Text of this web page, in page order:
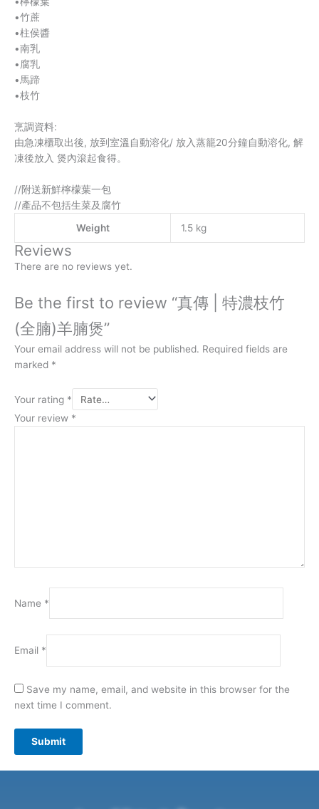
•竹蔗
•柱侯醬
•南乳
•腐乳
•馬蹄
•枝竹
烹調資料:
由急凍櫃取出後, 放到室溫自動溶化/ 放入蒸籠20分鐘自動溶化, 解
凍後放入 煲內滾起食得。
//附送新鮮檸檬葉一包
//產品不包括生菜及腐竹
Weight
1.5 kg
Reviews
There are no reviews yet.
Be the first to review “真傳 | 特濃枝竹
(全腩)羊腩煲”
Your email address will not be published. Required fields are
marked *
Your rating *
Your review *
Name *
Email *
Save my name, email, and website in this browser for the
next time I comment.